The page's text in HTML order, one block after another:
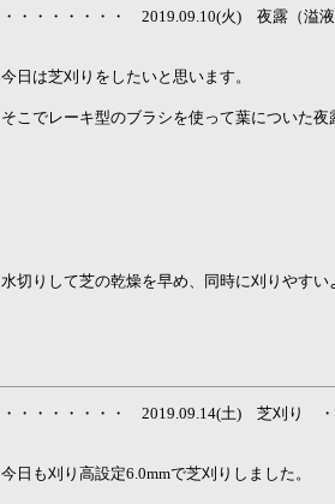
・・・・・・・・ 2019.09.10(火) 夜露（溢
今日は芝刈りをしたいと思います。
そこでレーキ型のブラシを使って葉についた夜
水切りして芝の乾燥を早め、同時に刈りやすい
・・・・・・・・ 2019.09.14(土) 芝刈り ・
今日も刈り高設定6.0mmで芝刈りしました。